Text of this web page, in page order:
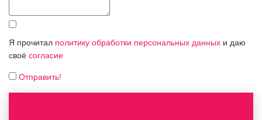
Я прочитал политику обработки персональных данных и даю
своё согласие
Отправить!